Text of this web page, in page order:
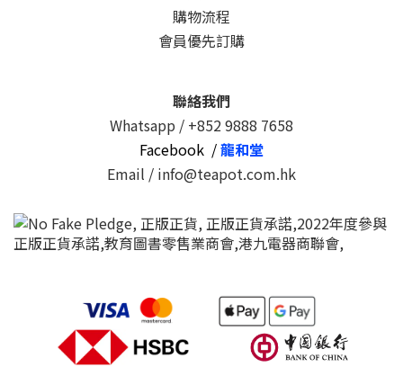
購物流程
會員優先訂購
聯絡我們
Whatsapp / +852 9888 7658
Facebook /龍和堂
Email / info@teapot.com.hk